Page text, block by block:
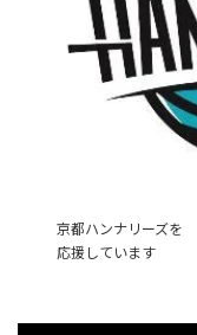
京都ハンナリーズを
応援しています